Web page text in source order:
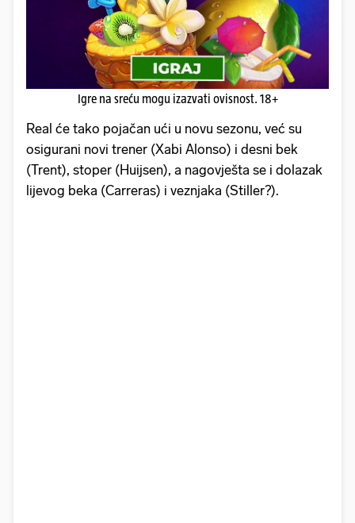
Igre na sreću mogu izazvati ovisnost. 18+
Real će tako pojačan ući u novu sezonu, već su
osigurani novi trener (Xabi Alonso) i desni bek
(Trent), stoper (Huijsen), a nagovješta se i dolazak
lijevog beka (Carreras) i veznjaka (Stiller?).